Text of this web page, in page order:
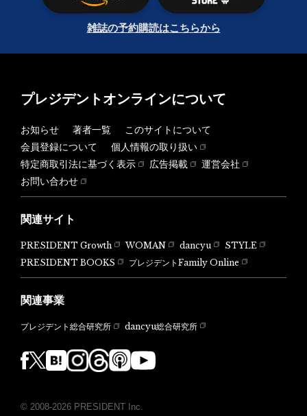
雑誌の予約購読はこちらから
プレジデントオンラインについて
お知らせ 著者一覧
このサイトについて
会員登録について
個人情報の取り扱い
特定商取引法に基づく表示
広告掲載
運営会社
お問い合わせ
関連サイト
PRESIDENT Growth WOMAN dancyu
STYLE
PRESIDENT BOOKS
プレジデントFamily Online
関連事業
プレジデント総合研究所 dancyu総合研究所
© 2008-2026 PRESIDENT Inc.